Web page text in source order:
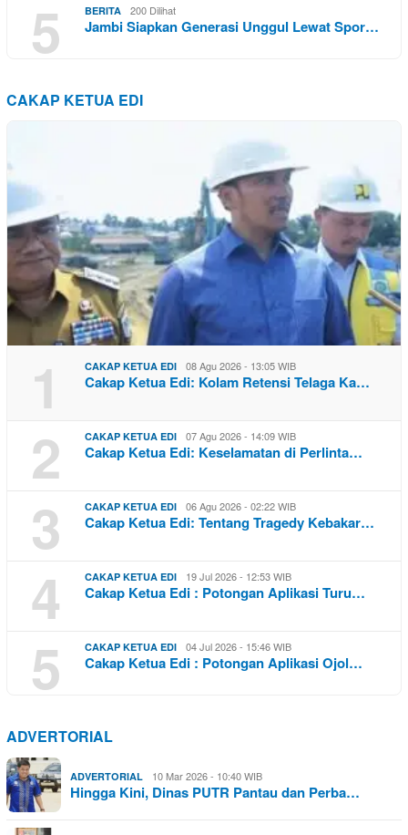
5 BERITA 200 Dilihat
Jambi Siapkan Generasi Unggul Lewat Spor…
CAKAP KETUA EDI
1 CAKAP KETUA EDI 08 Agu 2026 - 13:05 WIB
Cakap Ketua Edi: Kolam Retensi Telaga Ka…
2 CAKAP KETUA EDI 07 Agu 2026 - 14:09 WIB
Cakap Ketua Edi: Keselamatan di Perlinta…
3 CAKAP KETUA EDI 06 Agu 2026 - 02:22 WIB
Cakap Ketua Edi: Tentang Tragedy Kebakar…
4 CAKAP KETUA EDI 19 Jul 2026 - 12:53 WIB
Cakap Ketua Edi : Potongan Aplikasi Turu…
5 CAKAP KETUA EDI 04 Jul 2026 - 15:46 WIB
Cakap Ketua Edi : Potongan Aplikasi Ojol…
ADVERTORIAL
ADVERTORIAL 10 Mar 2026 - 10:40 WIB
Hingga Kini, Dinas PUTR Pantau dan Perba…